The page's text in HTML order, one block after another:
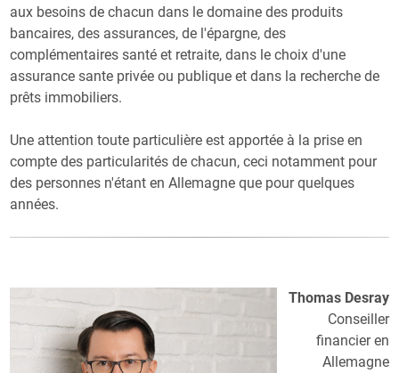
aux besoins de chacun dans le domaine des produits
bancaires, des assurances, de l'épargne, des
complémentaires santé et retraite, dans le choix d'une
assurance sante privée ou publique et dans la recherche de
prêts immobiliers.
Une attention toute particulière est apportée à la prise en
compte des particularités de chacun, ceci notamment pour
des personnes n'étant en Allemagne que pour quelques
années.
Thomas Desray
Conseiller
financier en
Allemagne